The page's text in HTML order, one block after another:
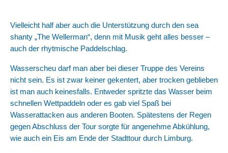
Vielleicht half aber auch die Unterstützung durch den sea
shanty „The Wellerman“, denn mit Musik geht alles besser –
auch der rhytmische Paddelschlag.
Wasserscheu darf man aber bei dieser Truppe des Vereins
nicht sein. Es ist zwar keiner gekentert, aber trocken geblieben
ist man auch keinesfalls. Entweder spritzte das Wasser beim
schnellen Wettpaddeln oder es gab viel Spaß bei
Wasserattacken aus anderen Booten. Spätestens der Regen
gegen Abschluss der Tour sorgte für angenehme Abkühlung,
wie auch ein Eis am Ende der Stadttour durch Limburg.